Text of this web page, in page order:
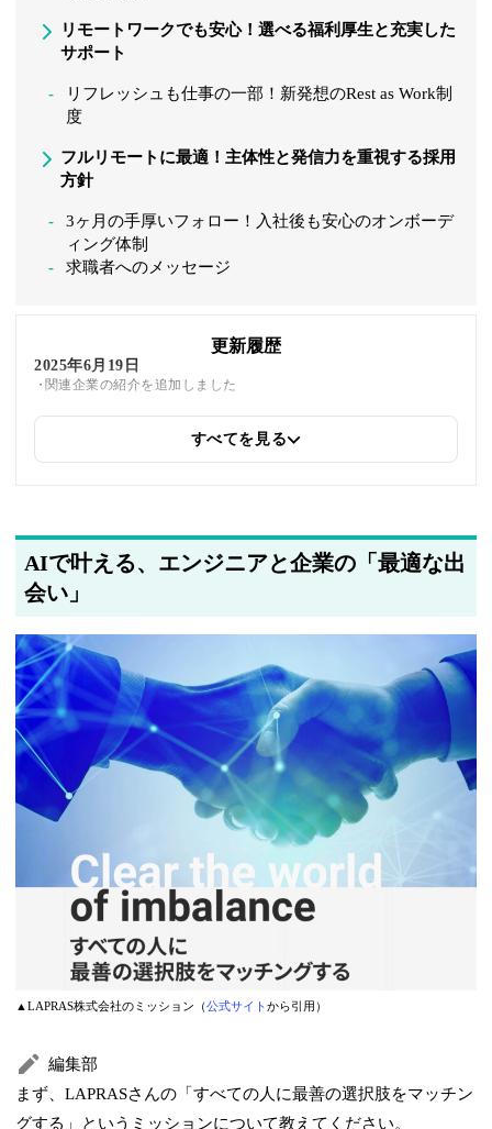
リモートワークでも安心！選べる福利厚生と充実した
サポート
リフレッシュも仕事の一部！新発想のRest as Work制
度
フルリモートに最適！主体性と発信力を重視する採用
方針
3ヶ月の手厚いフォロー！入社後も安心のオンボーデ
ィング体制
求職者へのメッセージ
更新履歴
2025年6月19日
関連企業の紹介を追加しました
筆者情報を更新しました
すべてを見る
AIで叶える、エンジニアと企業の「最適な出
会い」
▲LAPRAS株式会社のミッション（公式サイトから引用）
編集部
まず、LAPRASさんの「すべての人に最善の選択肢をマッチン
グする」というミッションについて教えてください。